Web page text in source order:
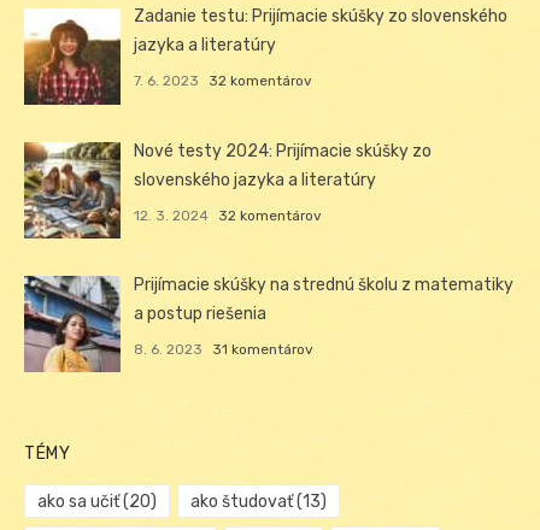
Zadanie testu: Prijímacie skúšky zo slovenského
jazyka a literatúry
7. 6. 2023 32 komentárov
Nové testy 2024: Prijímacie skúšky zo
slovenského jazyka a literatúry
12. 3. 2024 32 komentárov
Prijímacie skúšky na strednú školu z matematiky
a postup riešenia
8. 6. 2023 31 komentárov
TÉMY
ako sa učiť(20) ako študovať(13)